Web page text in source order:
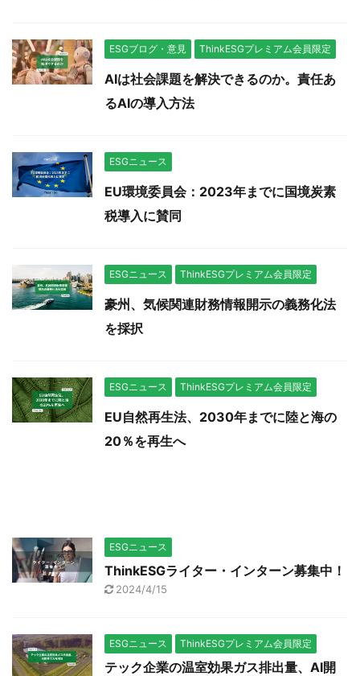
ESGブログ・意見 ThinkESGプレミアム会員限定
AIは社会課題を解決できるのか。責任あ
るAIの導入方法
ESGニュース
EU環境委員会：2023年までに国境炭素
税導入に賛同
ESGニュース ThinkESGプレミアム会員限定
豪州、気候関連財務情報開示の義務化法
を採択
ESGニュース ThinkESGプレミアム会員限定
EU自然再生法、2030年までに陸と海の
20％を再生へ
ESGニュース
ThinkESGライター・インターン募集中！
2024/4/15
ESGニュース ThinkESGプレミアム会員限定
テック企業の温室効果ガス排出量、AI開